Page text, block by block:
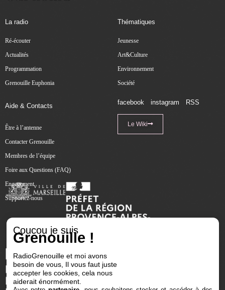
La radio
Ré-écouter
Actualités
Programmation
Grenouille Euphonia
Thématiques
Jeunesse
Art&Culture
Environnement
Société
Aide & Contacts
Être à l’antenne
Contacter Grenouille
Membres de l’équipe
Foire aux Questions (FAQ)
Engagement
Supportez-nous
facebook instagram RSS
Le Wiki
Coucou je suis
Grenouille !
RadioGrenouille et moi avons
besoin de vous, Il vous faut juste
accepter les cookies, cela nous
aiderait énormément.